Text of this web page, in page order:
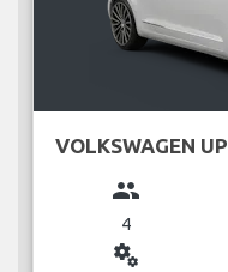
VOLKSWAGEN UP
group
4
miscellaneous_services